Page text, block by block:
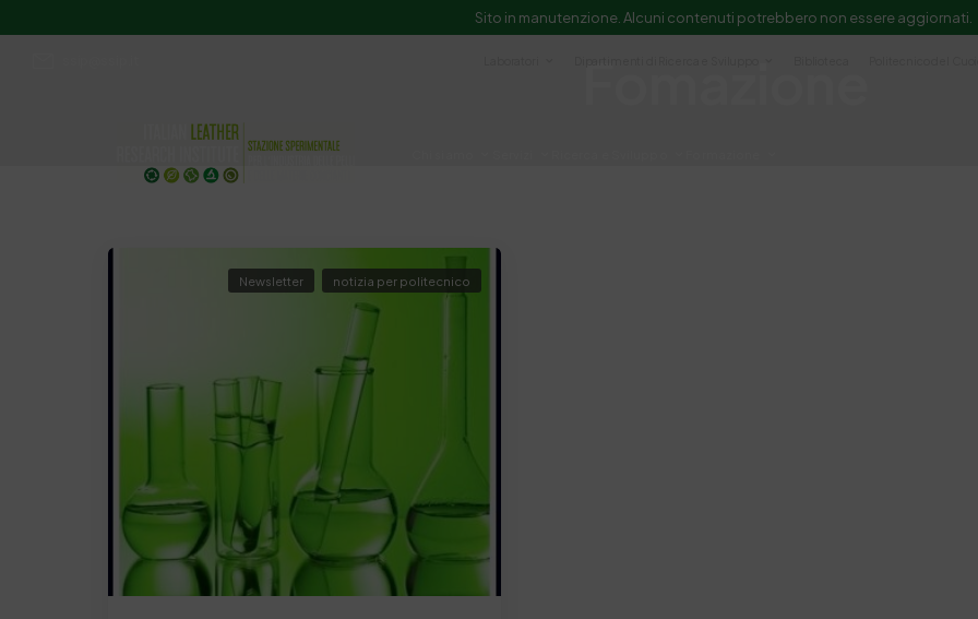
Sito in manutenzione. Alcuni contenuti potrebbero non essere aggiornati.
Newsletter notizia per politecnico